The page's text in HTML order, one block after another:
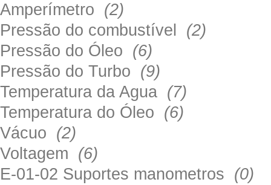
Amperímetro (2)
Pressão do combustível (2)
Pressão do Óleo (6)
Pressão do Turbo (9)
Temperatura da Agua (7)
Temperatura do Óleo (6)
Vácuo (2)
Voltagem (6)
E-01-02 Suportes manometros (0)